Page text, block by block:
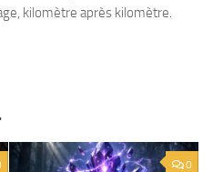
kilomètre après kilomètre.
0